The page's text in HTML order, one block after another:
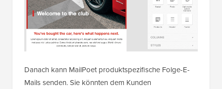
Danach kann MailPoet produktspezifische Folge-E-
Mails senden. Sie könnten dem Kunden